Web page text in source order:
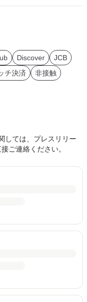
Discover
JCB
チ決済 非接触
しては、プレスリリー
ご連絡ください。